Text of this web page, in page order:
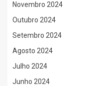
Novembro 2024
Outubro 2024
Setembro 2024
Agosto 2024
Julho 2024
Junho 2024